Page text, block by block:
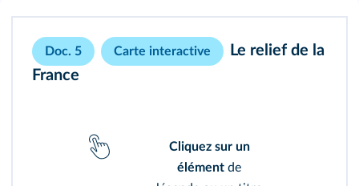
Doc. 5 Carte interactive
Le relief de la
France
Cliquez sur un
élément de